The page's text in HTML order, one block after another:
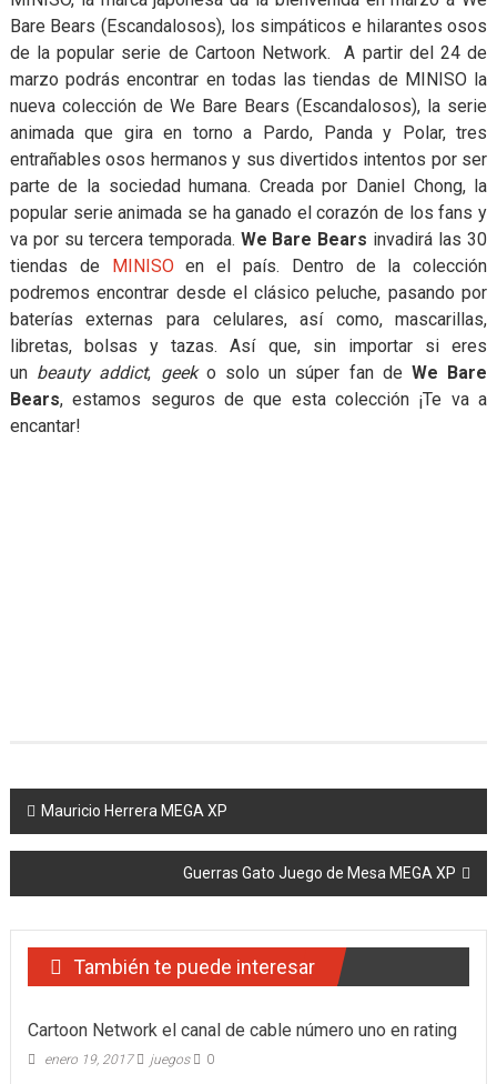
Bare Bears (Escandalosos), los simpáticos e hilarantes osos
de la popular serie de Cartoon Network. A partir del 24 de
marzo podrás encontrar en todas las tiendas de MINISO la
nueva colección de We Bare Bears (Escandalosos), la serie
animada que gira en torno a Pardo, Panda y Polar, tres
entrañables osos hermanos y sus divertidos intentos por ser
parte de la sociedad humana. Creada por Daniel Chong, la
popular serie animada se ha ganado el corazón de los fans y
va por su tercera temporada. We Bare Bears invadirá las 30
tiendas de
MINISOen el país. Dentro de la colección
podremos encontrar desde el clásico peluche, pasando por
baterías externas para celulares, así como, mascarillas,
libretas, bolsas y tazas. Así que, sin importar si eres
un beauty addict, geeko solo un súper fan de We Bare
Bears, estamos seguros de que esta colección ¡Te va a
encantar!
Navegación
de
entradas
Mauricio Herrera MEGA XP
Guerras Gato Juego de Mesa MEGA XP
También te puede interesar
Cartoon Network el canal de cable número uno en rating
enero 19, 2017 juegos 0